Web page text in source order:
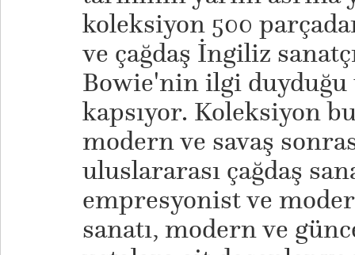
koleksiyon 500
ve çağdaş İngiliz
Bowie'nin ilgi duyduğu
kapsıyor. Koleksiyon
modern ve savaş
uluslararası çağdaş
empresyonist ve
sanatı, modern ve